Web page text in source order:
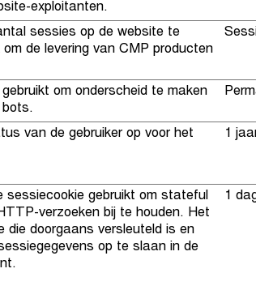
exploitanten.
sessies op de website te
de levering van CMP producten
om onderscheid te maken
bots.
van de gebruiker op voor het
1
sessiecookie gebruikt om stateful
verzoeken bij te houden. Het
die doorgaans versleuteld is en
op te slaan in de
1